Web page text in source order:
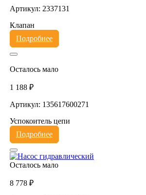
Артикул: 2337131
Клапан
Подробнее
Осталось мало
1 188 ₽
Артикул: 135617600271
Успокоитель цепи
Подробнее
Осталось мало
8 778 ₽